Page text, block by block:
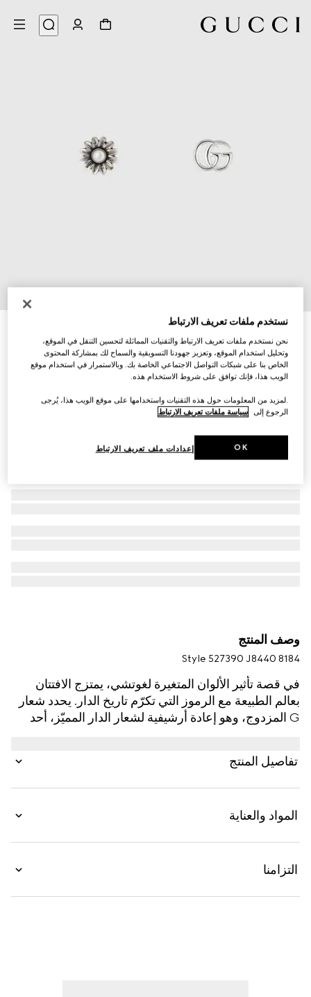
وصف المنتج
Style ‎527390 J8440 8184
في قصة تأثير الألوان المتغيرة لغوتشي، يمتزج الافتتان
بعالم الطبيعة مع الرموز التي تكرّم تاريخ الدار. يحدد شعار
G المزدوج، وهو إعادة أرشيفية لشعار الدار المميّز، أحد
تفاصيل المنتج
المواد والعناية
التزامنا
نستخدم ملفات تعريف الارتباط
نحن نستخدم ملفات تعريف الارتباط والتقنيات المماثلة لتحسين التنقل في الموقع،
وتحليل استخدام الموقع، وتعزيز جهودنا التسويقية والسماح لك بمشاركة المحتوى
الخاص بنا على شبكات التواصل الاجتماعي الخاصة بك. وبالاستمرار في استخدام موقع
الويب هذا، فإنك توافق على شروط الاستخدام هذه.
.لمزيد من المعلومات حول هذه التقنيات واستخدامها على موقع الويب هذا، يُرجى
الرجوع إلى سياسة ملفات تعريف الارتباط
إعدادات ملف تعريف الارتباط OK